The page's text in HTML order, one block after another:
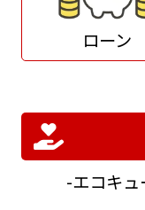
ローン
エコキ